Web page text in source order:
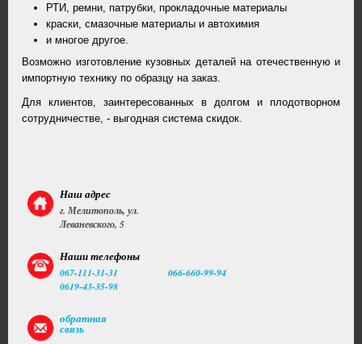
РТИ, ремни, патрубки, прокладочные материалы
краски, смазочные материалы и автохимия
и многое другое.
Возможно изготовление кузовных деталей на отечественную и
импортную технику по образцу на заказ.
Для клиентов, заинтересованных в долгом и плодотворном
сотрудничестве, - выгодная система скидок.
Наш адрес
г. Мелитополь, ул.
Леваневского, 5
Наши телефоны
067-111-31-31
066-660-99-94
0619-43-35-98
обратная
связь